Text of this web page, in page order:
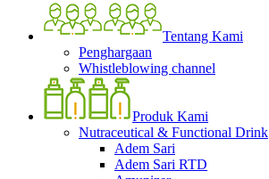
Tentang Kami
Penghargaan
Whistleblowing channel
Produk Kami
Nutraceutical & Functional Drink
Adem Sari
Adem Sari RTD